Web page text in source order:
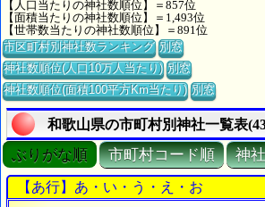
【人口当たりの神社数順位】＝857位
【面積当たりの神社数順位】＝1,493位
【世帯数当たりの神社数順位】＝891位
市区町村別神社数ランキング 別窓
神社数順位(人口10万人当たり) 別窓
神社数順位(面積100平方Km当たり) 別窓
和歌山県の市町村別神社一覧表
ぶりがな順 市町村コード順 神
【あ行】あ・い・う・え・お